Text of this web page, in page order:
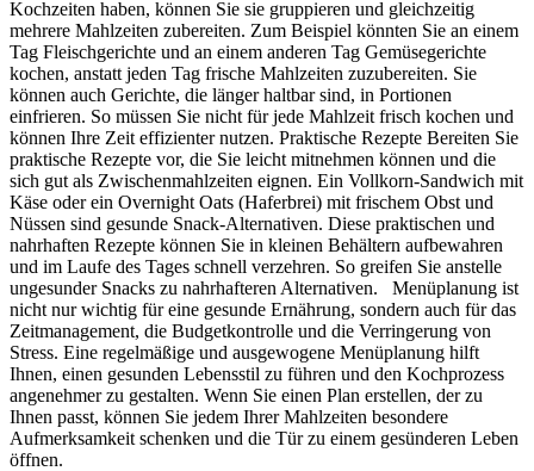
Kochzeiten haben, können Sie sie gruppieren und gleichzeitig
mehrere Mahlzeiten zubereiten. Zum Beispiel könnten Sie an einem
Tag Fleischgerichte und an einem anderen Tag Gemüsegerichte
kochen, anstatt jeden Tag frische Mahlzeiten zuzubereiten. Sie
können auch Gerichte, die länger haltbar sind, in Portionen
einfrieren. So müssen Sie nicht für jede Mahlzeit frisch kochen und
können Ihre Zeit effizienter nutzen. Praktische Rezepte Bereiten Sie
praktische Rezepte vor, die Sie leicht mitnehmen können und die
sich gut als Zwischenmahlzeiten eignen. Ein Vollkorn-Sandwich mit
Käse oder ein Overnight Oats (Haferbrei) mit frischem Obst und
Nüssen sind gesunde Snack-Alternativen. Diese praktischen und
nahrhaften Rezepte können Sie in kleinen Behältern aufbewahren
und im Laufe des Tages schnell verzehren. So greifen Sie anstelle
ungesunder Snacks zu nahrhafteren Alternativen. Menüplanung ist
nicht nur wichtig für eine gesunde Ernährung, sondern auch für das
Zeitmanagement, die Budgetkontrolle und die Verringerung von
Stress. Eine regelmäßige und ausgewogene Menüplanung hilft
Ihnen, einen gesunden Lebensstil zu führen und den Kochprozess
angenehmer zu gestalten. Wenn Sie einen Plan erstellen, der zu
Ihnen passt, können Sie jedem Ihrer Mahlzeiten besondere
Aufmerksamkeit schenken und die Tür zu einem gesünderen Leben
öffnen.